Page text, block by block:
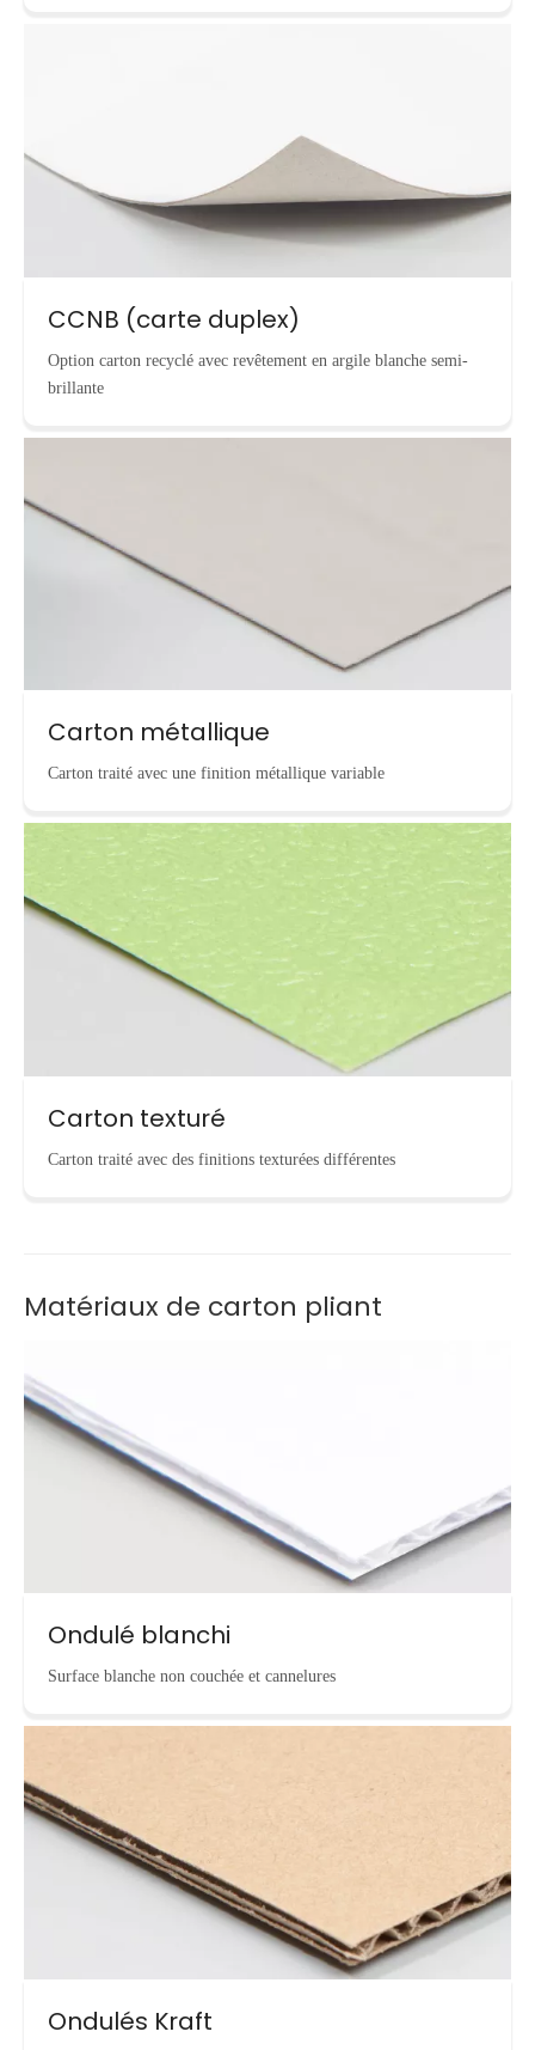
CCNB (carte duplex)
Option carton recyclé avec revêtement en argile blanche semi-
brillante
Carton métallique
Carton traité avec une finition métallique variable
Carton texturé
Carton traité avec des finitions texturées différentes
Matériaux de carton pliant
Ondulé blanchi
Surface blanche non couchée et cannelures
Ondulés Kraft